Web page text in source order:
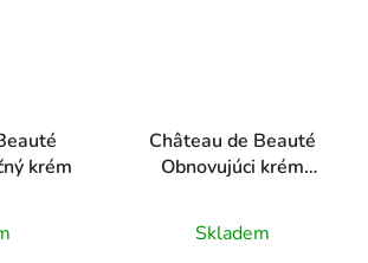
krém
Château de Beauté
Obnovujúci krém
vína
hodnotenie
Skladem